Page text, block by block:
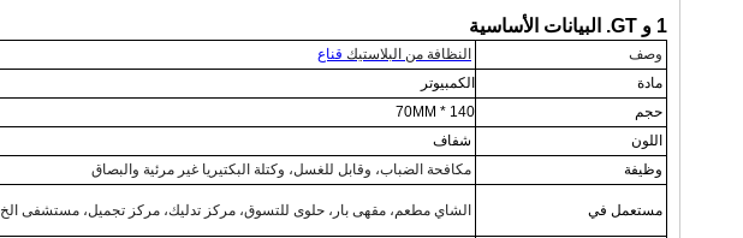
1 و GT. البيانات الأساسية
وصف النظافة من البلاستيك قناع
مادة
الكمبيوتر
حجم
140 * 70MM
اللون
شفاف
وظيفة
مكافحة الضباب، وقابل للغسل، وكتلة البكتيريا غير مرئية والبصاق
مستعمل في الشاي مطعم، مقهى بار، حلوى للتسوق، مركز تدليك، مركز تجميل، مستشفى الخ